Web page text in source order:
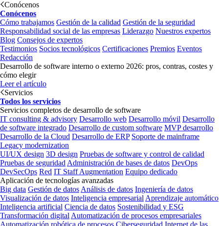
Conócenos
Conócenos
Cómo trabajamos Gestión de la calidad Gestión de la seguridad
Responsabilidad social de las empresas Liderazgo Nuestros expertos
Blog Consejos de expertos
Testimonios Socios tecnológicos Certificaciones Premios Eventos
Redacción
Desarrollo de software interno o externo 2026: pros, contras, costes y
cómo elegir
Leer el artículo
Servicios
Todos los servicios
Servicios completos de desarrollo de software
IT consulting & advisory Desarrollo web Desarrollo móvil Desarrollo
de software integrado Desarrollo de custom software MVP desarrollo
Desarrollo de la Cloud Desarrollo de ERP Soporte de mainframe
Legacy modernization
UI/UX design 3D design Pruebas de software y control de calidad
Pruebas de seguridad Administración de bases de datos DevOps
DevSecOps Red IT Staff Augmentation Equipo dedicado
Aplicación de tecnologías avanzadas
Big data Gestión de datos Análisis de datos Ingeniería de datos
Visualización de datos Inteligencia empresarial Aprendizaje automático
Inteligencia artificial Ciencia de datos Sostenibilidad y ESG
Transformación digital Automatización de procesos empresariales
Automatización robótica de procesos Ciberseguridad Internet de las